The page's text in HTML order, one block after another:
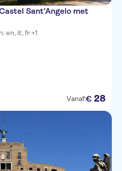
Sant'Angelo met
en, it, fr +1
Vanaf:€ 28